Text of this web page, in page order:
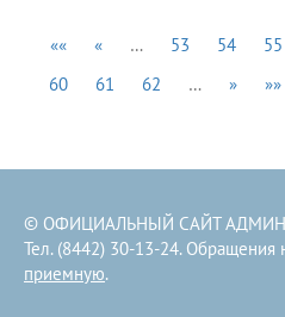
«« « … 53 54 55
60
61 62 … » »»
© ОФИЦИАЛЬНЫЙ САЙТ
Тел. (8442) 30-13-24. Обращения
приемную.